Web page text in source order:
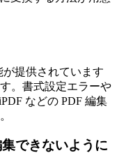
が提供されています
。書式設定エラーや
などの PDF 編集
できないように